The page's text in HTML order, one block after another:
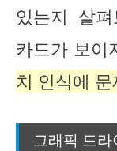
있는지 살
카드가 보이
치 인식에
그래픽 드